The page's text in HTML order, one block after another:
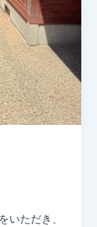
いただき、